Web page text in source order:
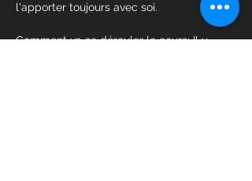
l'apporter toujours avec soi.
Comment va se dérouler le cours: Il y